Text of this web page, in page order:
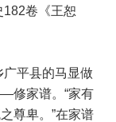
卷《王恕
平县的马显做
修家谱。“家有
尊卑。”在家谱